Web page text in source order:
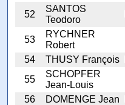
52
SANTOS
Teodoro
53
RYCHNER
Robert
54
THUSY François
55
SCHOPFER
Jean-Louis
56
DOMENGE Jean